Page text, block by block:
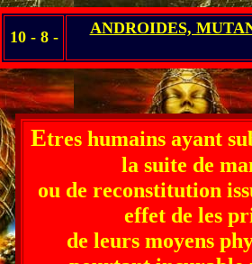
10 - 8 - ANDROIDES,
Etres humains ayant
la suite de
ou de reconstitution
effet de les
de leurs moyens